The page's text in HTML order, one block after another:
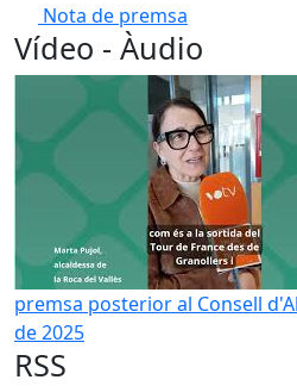
Nota de premsa
Vídeo - Àudio
premsa posterior al Consell
de 2025
RSS